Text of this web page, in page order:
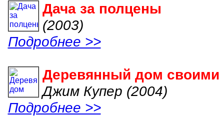
Дача за полцены
(2003)
Подробнее >>
Деревянный дом своими
Джим Купер (2004)
Подробнее >>